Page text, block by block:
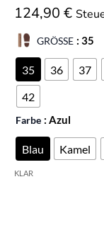
124,90 €
GRÖSSE : 35
35 36 37
42
Farbe : Azul
Blau Kamel
KLAR